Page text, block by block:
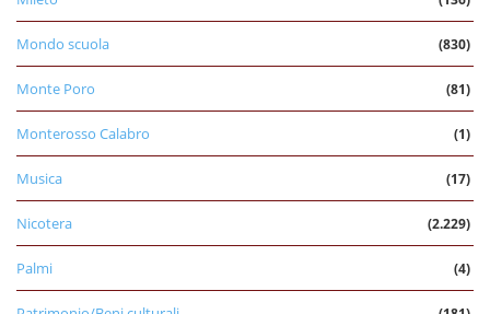
Mondo scuola (830)
Monte Poro (81)
Monterosso Calabro (1)
Musica (17)
Nicotera (2.229)
Palmi (4)